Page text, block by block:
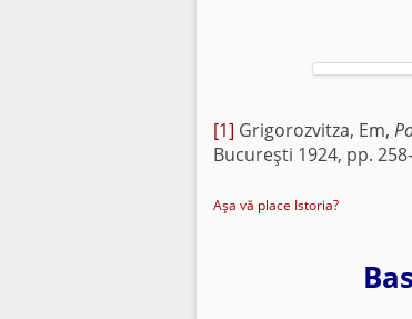
[1] Grigorozvitza, Em,
Bucureşti 1924, pp.
Aşa vă place Istoria?